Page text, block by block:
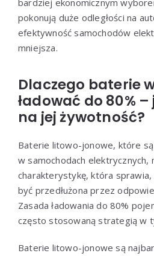
bardziej ekonomicznym
pokonują duże odległości na
efektywność samochodów
mniejsza.
Dlaczego baterie
ładować do 80%
na jej żywotność?
Baterie litowo-jonowe, które
w samochodach elektrycznych,
charakterystykę, która sprawia,
być przedłużona przez
Zasada ładowania do 80%
często stosowaną strategią w
Baterie litowo-jonowe są